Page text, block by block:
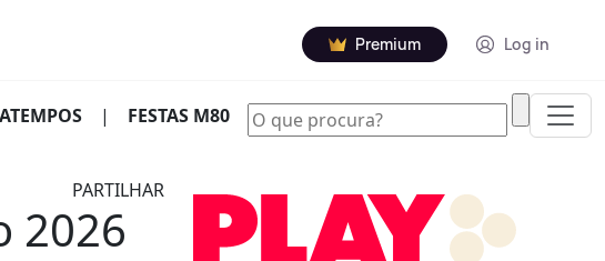
Premium Log in
| FESTAS M80
PARTILHAR
2026